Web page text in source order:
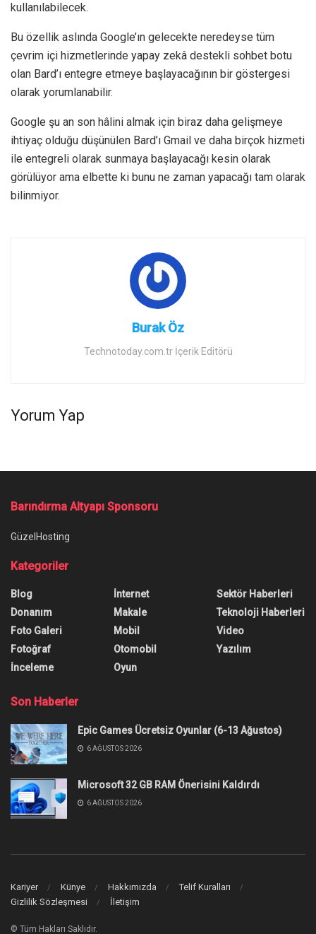
kullanılabilecek.
Bu özellik aslında Google’ın gelecekte neredeyse tüm
çevrim içi hizmetlerinde yapay zekâ destekli sohbet botu
olan Bard’ı entegre etmeye başlayacağının bir göstergesi
olarak yorumlanabilir.
Google şu an son hâlini almak için biraz daha gelişmeye
ihtiyaç olduğu düşünülen Bard’ı Gmail ve daha birçok hizmeti
ile entegreli olarak sunmaya başlayacağı kesin olarak
görülüyor ama elbette ki bunu ne zaman yapacağı tam olarak
bilinmiyor.
Burak Öz
Technotoday.com.tr İçerik Editörü
Yorum Yap
Barındırma Altyapı Sponsoru
GüzelHosting
Kategoriler
Blog
Donanım
Foto Galeri
Fotoğraf
İnceleme
İnternet
Makale
Mobil
Otomobil
Oyun
Sektör Haberleri
Teknoloji Haberleri
Video
Yazılım
Son Haberler
Epic Games Ücretsiz Oyunlar (6-13 Ağustos)
6 AĞUSTOS 2026
Microsoft 32 GB RAM Önerisini Kaldırdı
6 AĞUSTOS 2026
Kariyer Künye Hakkımızda
Telif Kuralları
Gizlilik Sözleşmesi
İletişim
© Tüm Hakları Saklıdır.